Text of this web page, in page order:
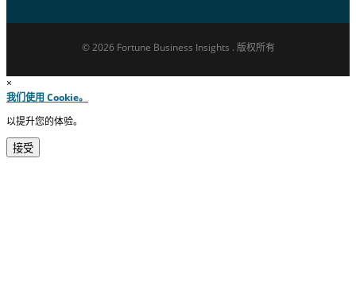
© 2026 Fortune Business Insights . 版权所有
×
我们使用 Cookie。
以提升您的体验。
接受